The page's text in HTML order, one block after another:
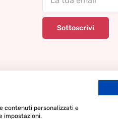
contenuti personalizzati e
impostazioni.